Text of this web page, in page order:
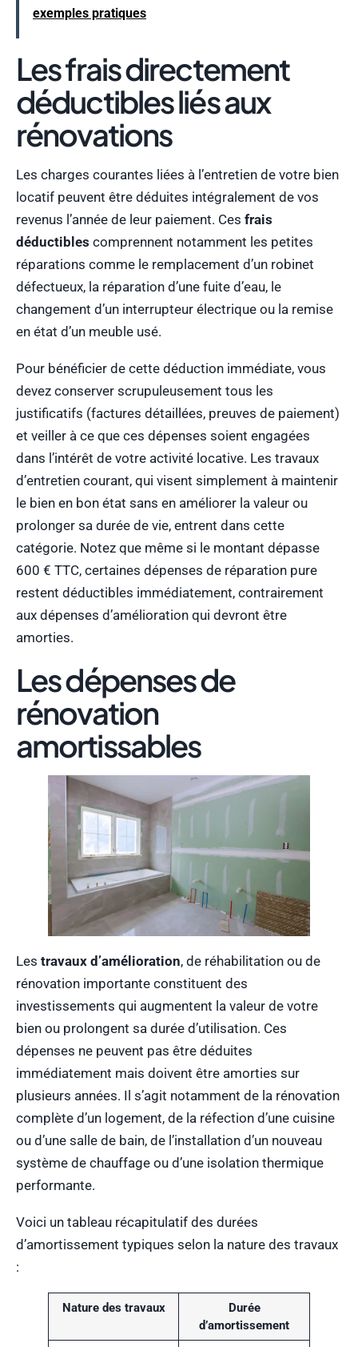
exemples pratiques
Les frais directement
déductibles liés aux
rénovations
Les charges courantes liées à l’entretien de votre bien
locatif peuvent être déduites intégralement de vos
revenus l’année de leur paiement. Ces frais
déductibles comprennent notamment les petites
réparations comme le remplacement d’un robinet
défectueux, la réparation d’une fuite d’eau, le
changement d’un interrupteur électrique ou la remise
en état d’un meuble usé.
Pour bénéficier de cette déduction immédiate, vous
devez conserver scrupuleusement tous les
justificatifs (factures détaillées, preuves de paiement)
et veiller à ce que ces dépenses soient engagées
dans l’intérêt de votre activité locative. Les travaux
d’entretien courant, qui visent simplement à maintenir
le bien en bon état sans en améliorer la valeur ou
prolonger sa durée de vie, entrent dans cette
catégorie. Notez que même si le montant dépasse
600 € TTC, certaines dépenses de réparation pure
restent déductibles immédiatement, contrairement
aux dépenses d’amélioration qui devront être
amorties.
Les dépenses de
rénovation
amortissables
Les travaux d’amélioration, de réhabilitation ou de
rénovation importante constituent des
investissements qui augmentent la valeur de votre
bien ou prolongent sa durée d’utilisation. Ces
dépenses ne peuvent pas être déduites
immédiatement mais doivent être amorties sur
plusieurs années. Il s’agit notamment de la rénovation
complète d’un logement, de la réfection d’une cuisine
ou d’une salle de bain, de l’installation d’un nouveau
système de chauffage ou d’une isolation thermique
performante.
Voici un tableau récapitulatif des durées
d’amortissement typiques selon la nature des travaux
:
Nature des travaux
Durée
d’amortissement